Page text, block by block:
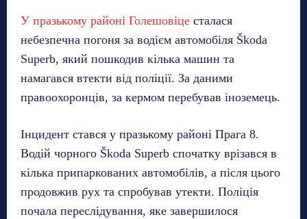
У празькому районі Голешовіце сталася
небезпечна погоня за водієм автомобіля Škoda
Superb, який пошкодив кілька машин та
намагався втекти від поліції. За даними
правоохоронців, за кермом перебував іноземець.
Інцидент стався у празькому районі Прага 8.
Водій чорного Škoda Superb спочатку врізався в
кілька припаркованих автомобілів, а після цього
продовжив рух та спробував утекти. Поліція
почала переслідування, яке завершилося